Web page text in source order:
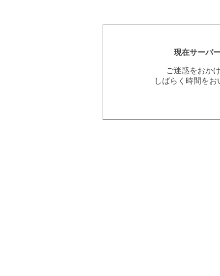
現在サーバ
ご迷惑をおか
しばらく時間を